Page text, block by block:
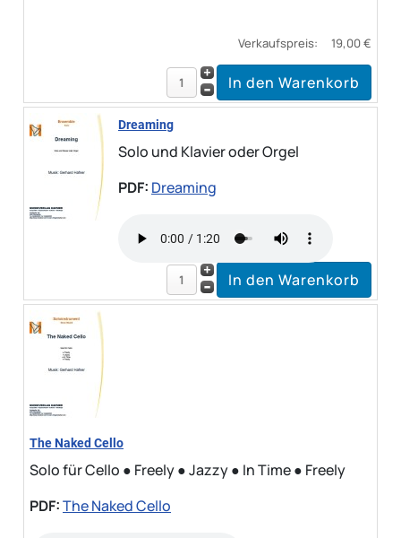
Verkaufspreis: 19,00 €
Dreaming
Solo und Klavier oder Orgel
PDF: Dreaming
The Naked Cello
Solo für Cello ● Freely ● Jazzy ● In Time ● Freely
PDF:The Naked Cello